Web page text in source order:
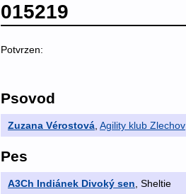
015219
Potvrzen:
Psovod
Zuzana Vérostová, Agility klub Zlechov
Pes
A3Ch Indiánek Divoký sen, Sheltie